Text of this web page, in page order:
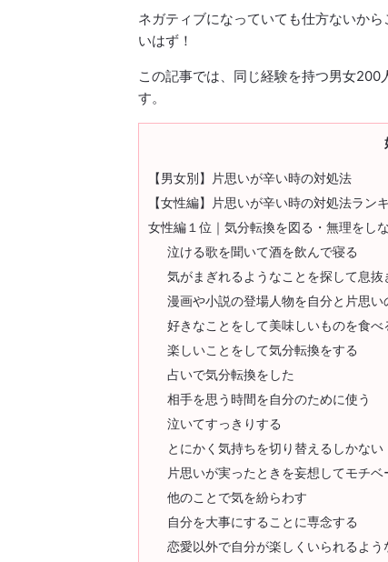
ネガティブになっていても仕方ないか
いはず！
この記事では、同じ経験を持つ男女
す。
【男女別】片思いが辛い時の対処法
【女性編】片思いが辛い時の対処法ラン
女性編１位｜気分転換を図る・無理をし
泣ける歌を聞いて酒を飲んで寝る
気がまぎれるようなことを探して息抜
漫画や小説の登場人物を自分と片思い
好きなことをして美味しいものを食べ
楽しいことをして気分転換をする
占いで気分転換をした
相手を思う時間を自分のために使う
泣いてすっきりする
とにかく気持ちを切り替えるしかない
片思いが実ったときを妄想してモチベ
他のことで気を紛らわす
自分を大事にすることに専念する
恋愛以外で自分が楽しくいられるよ